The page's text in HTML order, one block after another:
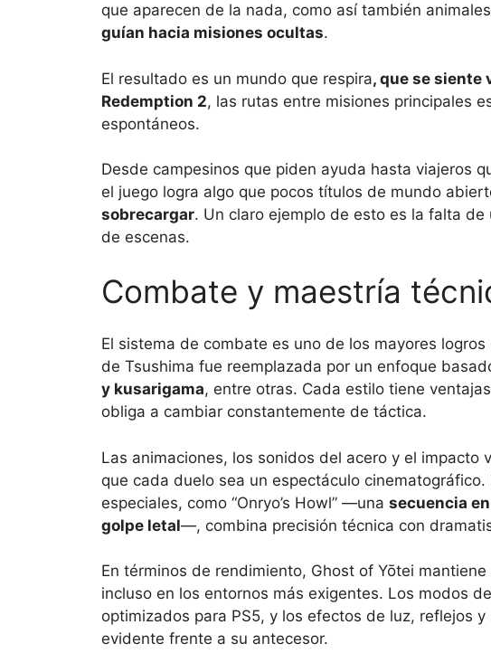
que aparecen de la nada, como así también
guían hacia misiones ocultas.
El resultado es un mundo que respira, que se siente
Redemption 2, las rutas entre misiones principales
espontáneos.
Desde campesinos que piden ayuda hasta viajeros
el juego logra algo que pocos títulos de mundo
sobrecargar. Un claro ejemplo de esto es la falta
de escenas.
Combate y maestría
El sistema de combate es uno de los mayores
de Tsushima fue reemplazada por un enfoque
y kusarigama, entre otras. Cada estilo tiene
obliga a cambiar constantemente de táctica.
Las animaciones, los sonidos del acero y el impacto
que cada duelo sea un espectáculo
especiales, como “Onryo’s Howl” —una secuencia
golpe letal—, combina precisión técnica con
En términos de rendimiento, Ghost of Yōtei mantiene
incluso en los entornos más exigentes. Los modos
optimizados para PS5, y los efectos de luz, reflejos
evidente frente a su antecesor.